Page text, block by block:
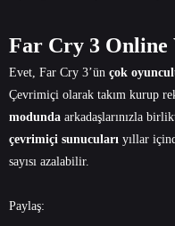
Far Cry 3 Online
Evet, Far Cry 3’ün çok
Çevrimiçi olarak takım kurup
modunda arkadaşlarınızla
çevrimiçi sunucuları yıllar
sayısı azalabilir.
Paylaş: